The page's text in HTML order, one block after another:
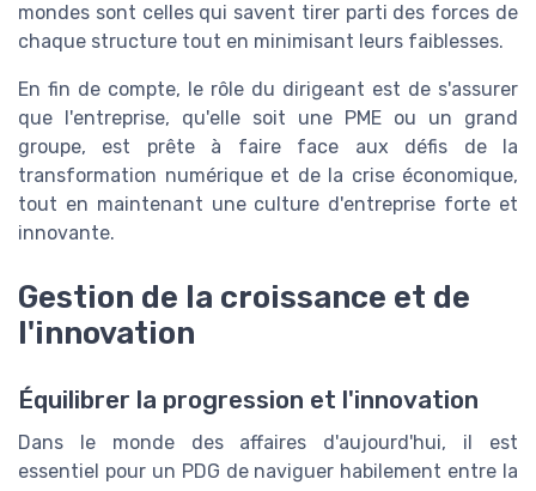
mondes sont celles qui savent tirer parti des forces de
chaque structure tout en minimisant leurs faiblesses.
En fin de compte, le rôle du dirigeant est de s'assurer
que l'entreprise, qu'elle soit une PME ou un grand
groupe, est prête à faire face aux défis de la
transformation numérique et de la crise économique,
tout en maintenant une culture d'entreprise forte et
innovante.
Gestion de la croissance et de
l'innovation
Équilibrer la progression et l'innovation
Dans le monde des affaires d'aujourd'hui, il est
essentiel pour un PDG de naviguer habilement entre la